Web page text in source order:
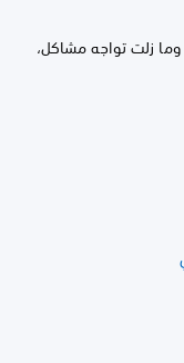
زلت تواجه مشاكل،